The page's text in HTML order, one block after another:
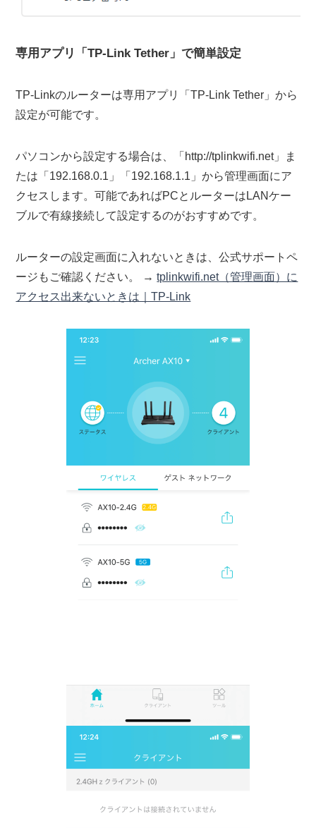
専用アプリ「TP-Link Tether」で簡単設定
TP-Linkのルーターは専用アプリ「TP-Link Tether」から
設定が可能です。
パソコンから設定する場合は、「http://tplinkwifi.net」ま
たは「192.168.0.1」「192.168.1.1」から管理画面にア
クセスします。可能であればPCとルーターはLANケー
ブルで有線接続して設定するのがおすすめです。
ルーターの設定画面に入れないときは、公式サポートペ
ージもご確認ください。 →tplinkwifi.net（管理画面）に
アクセス出来ないときは｜TP-Link